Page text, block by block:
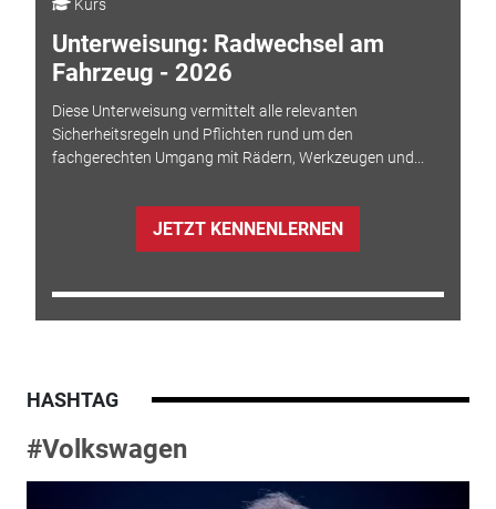
Kurs
Unterweisung: Radwechsel am
Fahrzeug - 2026
Diese Unterweisung vermittelt alle relevanten
Sicherheitsregeln und Pflichten rund um den
fachgerechten Umgang mit Rädern, Werkzeugen und...
JETZT KENNENLERNEN
HASHTAG
#Volkswagen